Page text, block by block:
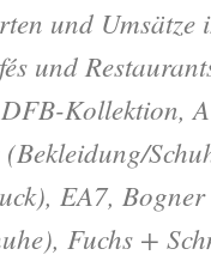
und
und
Kollektion,
EA7, Bogner
Fuchs +